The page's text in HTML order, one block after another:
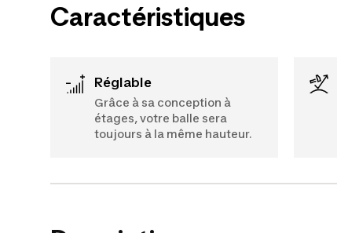
Caractéristiques
Réglable
Grâce à sa conception à
étages, votre balle sera
toujours à la même hauteur.